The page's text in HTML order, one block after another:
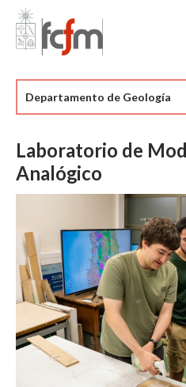
Estudiantes
Académicas/os
Departamento de Geología
Laboratorio de
Analógico